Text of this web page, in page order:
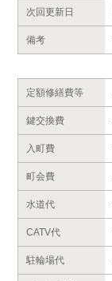
次回更新日
備考
定額修繕費等
鍵交換費
入町費
町会費
水道代
CATV代
駐輪場代